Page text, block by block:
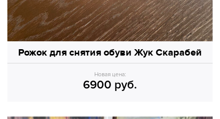
Рожок для снятия обуви Жук Скарабей
Новая цена:
6900 руб.